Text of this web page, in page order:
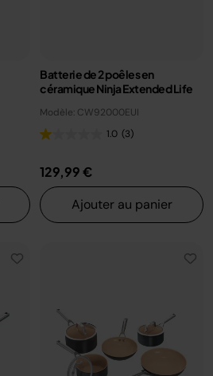
Batterie de 2 poêles en
céramique Ninja Extended Life
Modèle: CW92000EUI
1.0 (3)
129,99 €
Ajouter au panier